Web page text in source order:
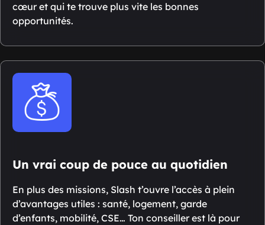
cœur et qui te trouve plus vite les bonnes
opportunités.
Un vrai coup de pouce au quotidien
En plus des missions, Slash t’ouvre l’accès à plein
d’avantages utiles : santé, logement, garde
d’enfants, mobilité, CSE… Ton conseiller est là pour